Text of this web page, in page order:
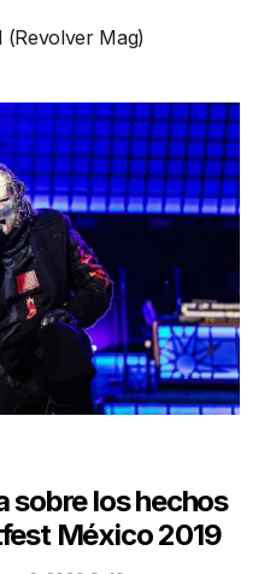
Mag)
sobre los hechos
México 2019